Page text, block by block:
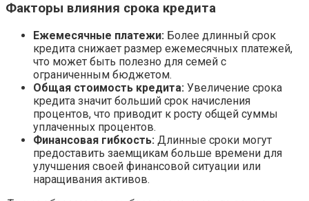
Факторы влияния срока кредита
Ежемесячные платежи: Более длинный срок
кредита снижает размер ежемесячных платежей,
что может быть полезно для семей с
ограниченным бюджетом.
Общая стоимость кредита: Увеличение срока
кредита значит больший срок начисления
процентов, что приводит к росту общей суммы
уплаченных процентов.
Финансовая гибкость: Длинные сроки могут
предоставить заемщикам больше времени для
улучшения своей финансовой ситуации или
наращивания активов.